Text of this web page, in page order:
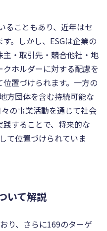
ることもあり、近年はセ
。しかし、ESGは企業の
・取引先・競合他社・地
ホルダーに対する配慮を
置づけられます。一方の
方団体を含む持続可能な
の事業活動を通じて社会
することで、将来的な
て位置づけられていま
いて解説
り、さらに169のターゲ